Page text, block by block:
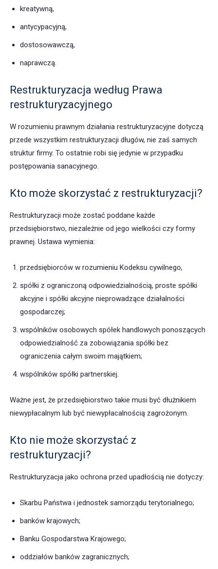
kreatywną,
antycypacyjną,
dostosowawczą,
naprawczą.
Restrukturyzacja według Prawa
restrukturyzacyjnego
W rozumieniu prawnym działania restrukturyzacyjne dotyczą
przede wszystkim restrukturyzacji długów, nie zaś samych
struktur firmy. To ostatnie robi się jedynie w przypadku
postępowania sanacyjnego.
Kto może skorzystać z restrukturyzacji?
Restrukturyzacji może zostać poddane każde
przedsiębiorstwo, niezależnie od jego wielkości czy formy
prawnej. Ustawa wymienia:
przedsiębiorców w rozumieniu Kodeksu cywilnego,
spółki z ograniczoną odpowiedzialnością, proste spółki
akcyjne i spółki akcyjne nieprowadzące działalności
gospodarczej;
wspólników osobowych spółek handlowych ponoszących
odpowiedzialność za zobowiązania spółki bez
ograniczenia całym swoim majątkiem;
wspólników spółki partnerskiej.
Ważne jest, że przedsiębiorstwo takie musi być dłużnikiem
niewypłacalnym lub być niewypłacalnością zagrożonym.
Kto nie może skorzystać z
restrukturyzacji?
Restrukturyzacja jako ochrona przed upadłością nie dotyczy:
Skarbu Państwa i jednostek samorządu terytorialnego;
banków krajowych;
Banku Gospodarstwa Krajowego;
oddziałów banków zagranicznych;